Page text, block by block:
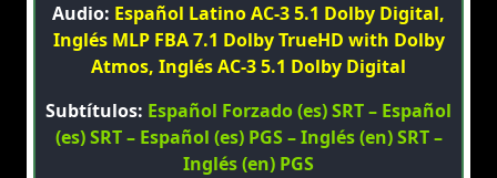
Audio: Español Latino AC-3 5.1 Dolby Digital,
Inglés MLP FBA 7.1 Dolby TrueHD with Dolby
Atmos, Inglés AC-3 5.1 Dolby Digital
Subtítulos: Español Forzado (es) SRT – Español
(es) SRT – Español (es) PGS – Inglés (en) SRT –
Inglés (en) PGS